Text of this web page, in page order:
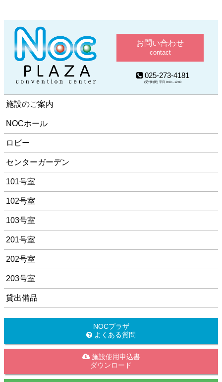
お問い合わせ
contact
025-273-4181
(受付時間) 平日 9:00～17:00
施設のご案内
NOCホール
ロビー
センターガーデン
101号室
102号室
103号室
201号室
202号室
203号室
貸出備品
NOCプラザ
よくある質問
施設使用申込書
ダウンロード